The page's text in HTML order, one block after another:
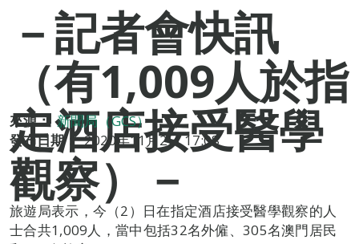
－記者會快訊
（有1,009人於指
定酒店接受醫學
觀察）－
來源： 新聞局（GCS）
發布日期： 2020年11月2日 17:08
旅遊局表示，今（2）日在指定酒店接受醫學觀察的人
士合共1,009人，當中包括32名外僱、305名澳門居民